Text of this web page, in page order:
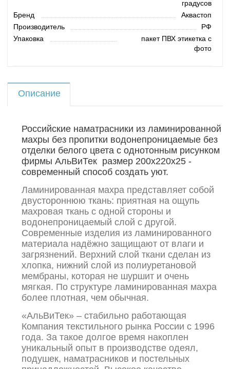
градусов
Бренд
Аквастоп
Производитель
РФ
Упаковка
пакет ПВХ этикетка с
фото
Описание
Российские наматрасники из ламинированной
махры без пропитки водонепроницаемые без
отделки белого цвета с однотонным рисунком
фирмы АльВиТек размер 200х220х25 -
современный способ создать уют.
Ламинированная махра представляет собой
двустороннюю ткань: приятная на ощупь
махровая ткань с одной стороны и
водонепроницаемый слой с другой.
Современные изделия из ламинированного
материала надёжно защищают от влаги и
загрязнений. Верхний слой ткани сделан из
хлопка, нижний слой из полиуретановой
мембраны, которая не шуршит и очень
мягкая. По структуре ламинированная махра
более плотная, чем обычная.
«АльВиТек» – стабильно работающая
Компания текстильного рынка России с 1996
года. За такое долгое время накоплен
уникальный опыт в производстве одеял,
подушек, наматрасников и постельных